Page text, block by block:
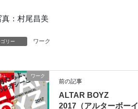
真：村尾昌美
リー ワーク
ワーク
前の記事
ALTAR BOYZ
2017（アルターボーイ